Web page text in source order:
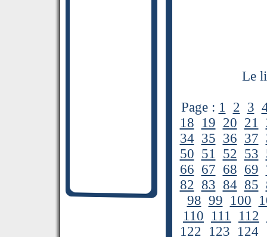
Le
Page : 1 2 3
18 19 20 21
34 35 36 37
50 51 52 53
66 67 68 69
82 83 84 85
98 99 100
110 111 112
122 123 124